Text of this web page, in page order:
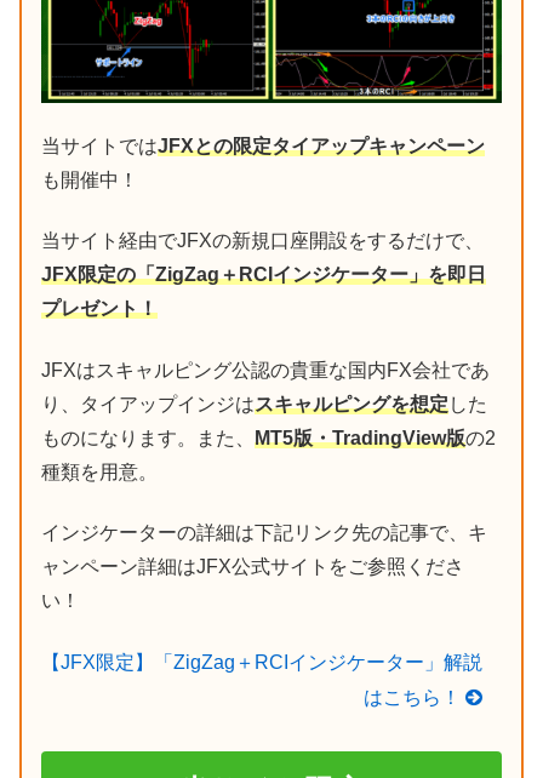
当サイトではJFXとの限定タイアップキャンペーン
も開催中！
当サイト経由でJFXの新規口座開設をするだけで、
JFX限定の「ZigZag＋RCIインジケーター」を即日
プレゼント！
JFXはスキャルピング公認の貴重な国内FX会社であ
り、タイアップインジはスキャルピングを想定した
ものになります。また、 MT5版・TradingView版の2
種類を用意。
インジケーターの詳細は下記リンク先の記事で、キ
ャンペーン詳細はJFX公式サイトをご参照くださ
い！
【JFX限定】「ZigZag＋RCIインジケーター」解説
はこちら！